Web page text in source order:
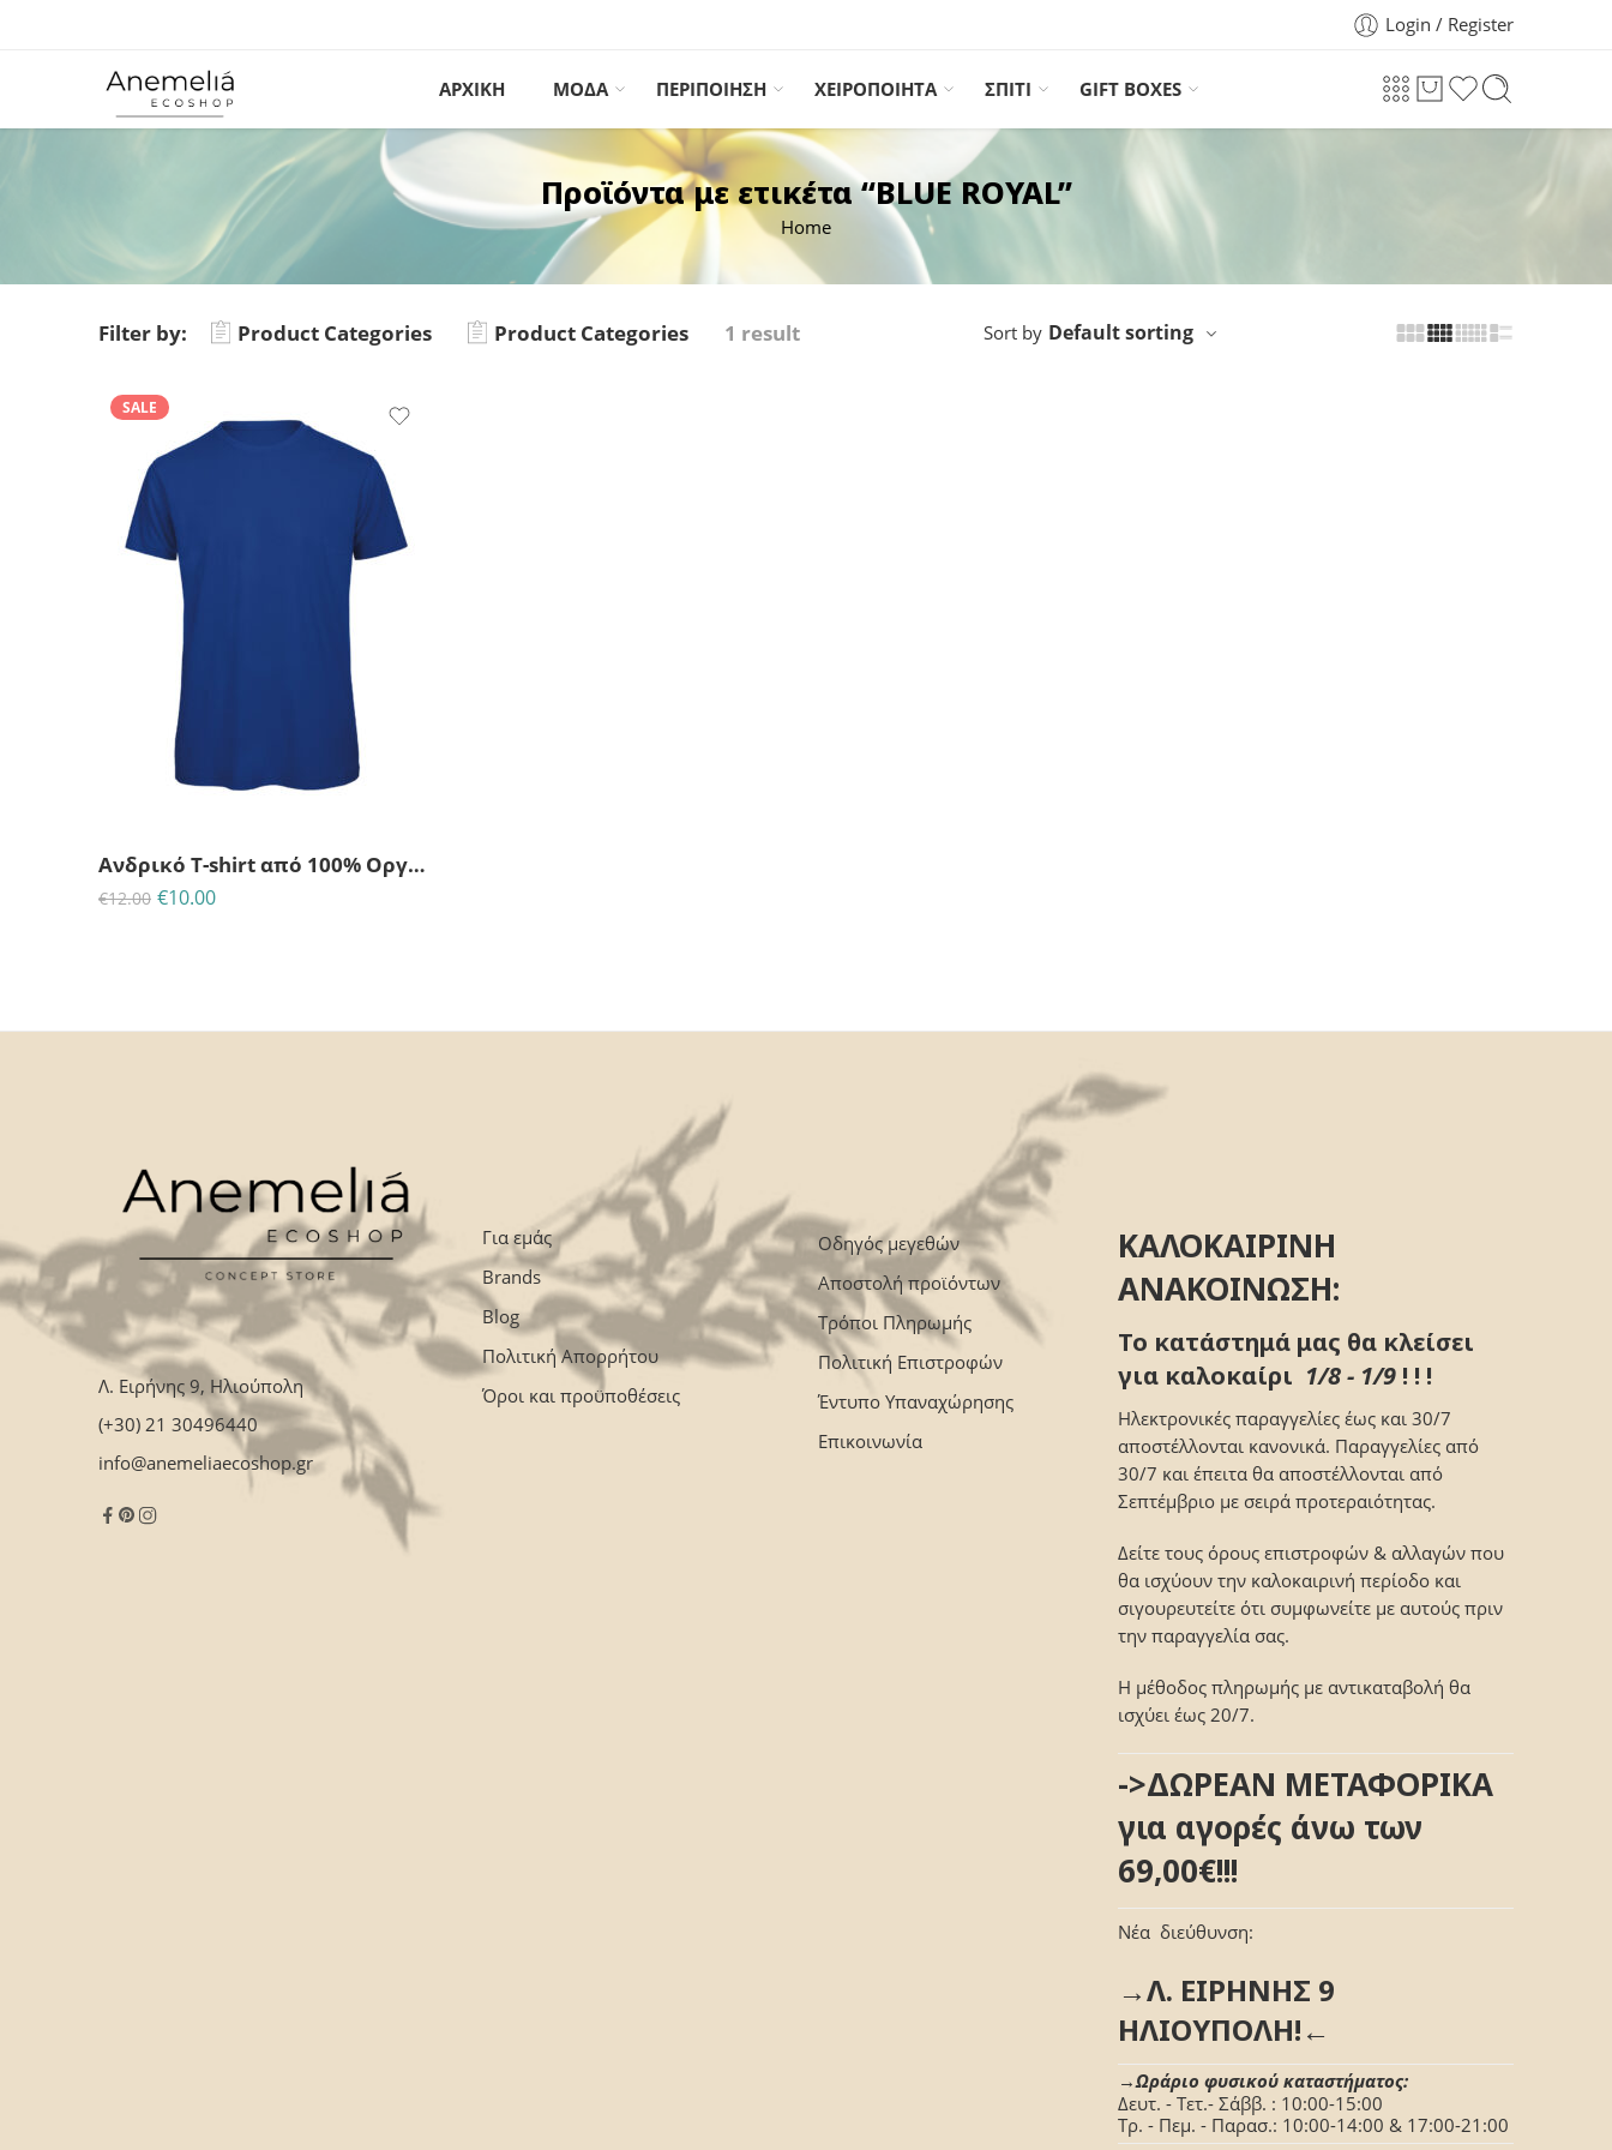
Login / Register
ΑΡΧΙΚΗ ΜΟΔΑ ΠΕΡΙΠΟΙΗΣΗ ΧΕΙΡΟΠΟΙΗΤΑ ΣΠΙΤΙ GIFT BOXES
Προϊόντα με ετικέτα “BLUE ROYAL”
Home
Filter by: Product Categories Product Categories 1 result Sort by Default sorting
SALE
Ανδρικό T-shirt από 100% Οργανικό Βαμβάκι-Blue royal
€12.00 €10.00
Λ. Ειρήνης 9, Ηλιούπολη
(+30) 21 30496440
info@anemeliaecoshop.gr
Για εμάς
Brands
Blog
Πολιτική Απορρήτου
Όροι και προϋποθέσεις
Οδηγός μεγεθών
Αποστολή προϊόντων
Τρόποι Πληρωμής
Πολιτική Επιστροφών
Έντυπο Υπαναχώρησης
Επικοινωνία
ΚΑΛΟΚΑΙΡΙΝΗ
ΑΝΑΚΟΙΝΩΣΗ:
Το κατάστημά μας θα κλείσει
για καλοκαίρι 1/8 - 1/9 ! ! !
Ηλεκτρονικές παραγγελίες έως και 30/7
αποστέλλονται κανονικά. Παραγγελίες από
30/7 και έπειτα θα αποστέλλονται από
Σεπτέμβριο με σειρά προτεραιότητας.
Δείτε τους όρους επιστροφών & αλλαγών που
θα ισχύουν την καλοκαιρινή περίοδο και
σιγουρευτείτε ότι συμφωνείτε με αυτούς πριν
την παραγγελία σας.
Η μέθοδος πληρωμής με αντικαταβολή θα
ισχύει έως 20/7.
->ΔΩΡΕΑΝ ΜΕΤΑΦΟΡΙΚΑ
για αγορές άνω των
69,00€!!!
Νέα διεύθυνση:
→Λ. ΕΙΡΗΝΗΣ 9
ΗΛΙΟΥΠΟΛΗ!←
→Ωράριο φυσικού καταστήματος:
Δευτ. - Τετ.- Σάββ. : 10:00-15:00
Τρ. - Πεμ. - Παρασ.: 10:00-14:00 & 17:00-21:00